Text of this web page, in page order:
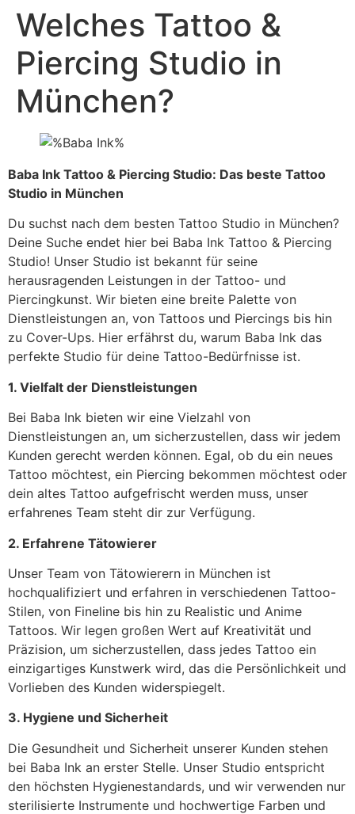
Zum
Inhalt
springen
Welches Tattoo &
Piercing Studio in
München?
Baba Ink Tattoo & Piercing Studio: Das beste Tattoo
Studio in München
Du suchst nach dem besten Tattoo Studio in München?
Deine Suche endet hier bei Baba Ink Tattoo & Piercing
Studio! Unser Studio ist bekannt für seine
herausragenden Leistungen in der Tattoo- und
Piercingkunst. Wir bieten eine breite Palette von
Dienstleistungen an, von Tattoos und Piercings bis hin
zu Cover-Ups. Hier erfährst du, warum Baba Ink das
perfekte Studio für deine Tattoo-Bedürfnisse ist.
1. Vielfalt der Dienstleistungen
Bei Baba Ink bieten wir eine Vielzahl von
Dienstleistungen an, um sicherzustellen, dass wir jedem
Kunden gerecht werden können. Egal, ob du ein neues
Tattoo möchtest, ein Piercing bekommen möchtest oder
dein altes Tattoo aufgefrischt werden muss, unser
erfahrenes Team steht dir zur Verfügung.
2. Erfahrene Tätowierer
Unser Team von Tätowierern in München ist
hochqualifiziert und erfahren in verschiedenen Tattoo-
Stilen, von Fineline bis hin zu Realistic und Anime
Tattoos. Wir legen großen Wert auf Kreativität und
Präzision, um sicherzustellen, dass jedes Tattoo ein
einzigartiges Kunstwerk wird, das die Persönlichkeit und
Vorlieben des Kunden widerspiegelt.
3. Hygiene und Sicherheit
Die Gesundheit und Sicherheit unserer Kunden stehen
bei Baba Ink an erster Stelle. Unser Studio entspricht
den höchsten Hygienestandards, und wir verwenden nur
sterilisierte Instrumente und hochwertige Farben und